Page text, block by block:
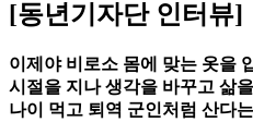
[동년기자단 인터뷰]
이제야 비로소 몸에 맞는 옷을
시절을 지나 생각을 바꾸고 삶
나이 먹고 퇴역 군인처럼 산다